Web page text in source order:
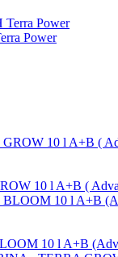
Power
10 l A+B (
10 l A+B